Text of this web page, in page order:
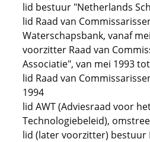
lid bestuur "Netherlands
lid Raad van
Waterschapsbank, vanaf
voorzitter Raad van
Associatie", van mei 1993
lid Raad van
1994
lid AWT (Adviesraad voor
Technologiebeleid),
lid (later voorzitter) bestuur